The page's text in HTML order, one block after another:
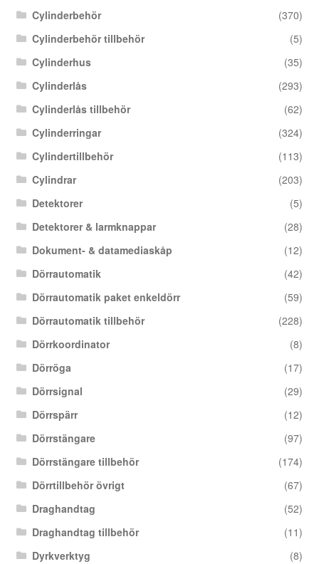
Cylinderbehör
(370)
Cylinderbehör tillbehör
(5)
Cylinderhus
(35)
Cylinderlås
(293)
Cylinderlås tillbehör
(62)
Cylinderringar
(324)
Cylindertillbehör
(113)
Cylindrar
(203)
Detektorer
(5)
Detektorer & larmknappar
(28)
Dokument- & datamediaskåp
(12)
Dörrautomatik
(42)
Dörrautomatik paket enkeldörr
(59)
Dörrautomatik tillbehör
(228)
Dörrkoordinator
(8)
Dörröga
(17)
Dörrsignal
(29)
Dörrspärr
(12)
Dörrstängare
(97)
Dörrstängare tillbehör
(174)
Dörrtillbehör övrigt
(67)
Draghandtag
(52)
Draghandtag tillbehör
(11)
Dyrkverktyg
(8)